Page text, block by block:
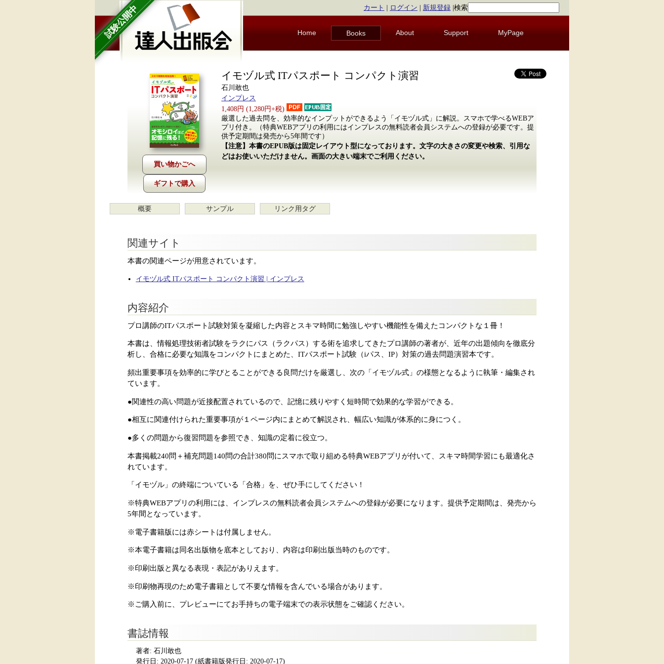
試験公開中 カート ログイン 新規登録 検索
Home Books About Support MyPage
ギフトで購入
イモヅル式 ITパスポート コンパクト演習
石川敢也
インプレス
1,408円 (1,280円+税)
厳選した過去問を、効率的なインプットができるよう「イモヅル式」に解説。スマホで学べるWEBア
プリ付き。（特典WEBアプリの利用にはインプレスの無料読者会員システムへの登録が必要です。提
供予定期間は発売から5年間です）
【注意】本書のEPUB版は固定レイアウト型になっております。文字の大きさの変更や検索、引用な
どはお使いいただけません。画面の大きい端末でご利用ください。
概要 サンプル リンク用タグ
関連サイト
本書の関連ページが用意されています。
イモヅル式 ITパスポート コンパクト演習 | インプレス
内容紹介
プロ講師のITパスポート試験対策を凝縮した内容とスキマ時間に勉強しやすい機能性を備えたコンパクトな１冊！
本書は、情報処理技術者試験をラクにパス（ラクパス）する術を追求してきたプロ講師の著者が、近年の出題傾向を徹底分
析し、合格に必要な知識をコンパクトにまとめた、ITパスポート試験（iパス、IP）対策の過去問題演習本です。
頻出重要事項を効率的に学びとることができる良問だけを厳選し、次の「イモヅル式」の様態となるように執筆・編集され
ています。
●関連性の高い問題が近接配置されているので、記憶に残りやすく短時間で効果的な学習ができる。
●相互に関連付けられた重要事項が１ページ内にまとめて解説され、幅広い知識が体系的に身につく。
●多くの問題から復習問題を参照でき、知識の定着に役立つ。
本書掲載240問＋補充問題140問の合計380問にスマホで取り組める特典WEBアプリが付いて、スキマ時間学習にも最適化さ
れています。
「イモヅル」の終端についている「合格」を、ぜひ手にしてください！
※特典WEBアプリの利用には、インプレスの無料読者会員システムへの登録が必要になります。提供予定期間は、発売から
5年間となっています。
※電子書籍版には赤シートは付属しません。
※本電子書籍は同名出版物を底本としており、内容は印刷出版当時のものです。
※印刷出版と異なる表現・表記がありえます。
※印刷物再現のため電子書籍として不要な情報を含んでいる場合があります。
※ご購入前に、プレビューにてお手持ちの電子端末での表示状態をご確認ください。
書誌情報
著者: 石川敢也
発行日: 2020-07-17(紙書籍版発行日: 2020-07-17)